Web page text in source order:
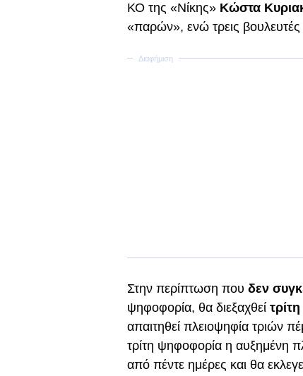
ΚΟ της «Νίκης» Κώστα
«παρών», ενώ τρεις
Στην περίπτωση που δεν
ψηφοφορία, θα διεξαχθεί
απαιτηθεί πλειοψηφία τριών
τρίτη ψηφοφορία η αυξημένη
από πέντε ημέρες και θα